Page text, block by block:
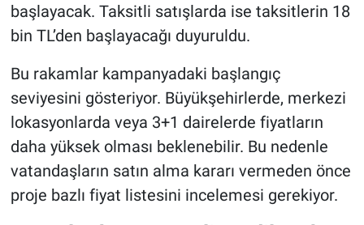
başlayacak. Taksitli satışlarda ise taksitlerin 18
bin TL’den başlayacağı duyuruldu.
Bu rakamlar kampanyadaki başlangıç
seviyesini gösteriyor. Büyükşehirlerde, merkezi
lokasyonlarda veya 3+1 dairelerde fiyatların
daha yüksek olması beklenebilir. Bu nedenle
vatandaşların satın alma kararı vermeden önce
proje bazlı fiyat listesini incelemesi gerekiyor.